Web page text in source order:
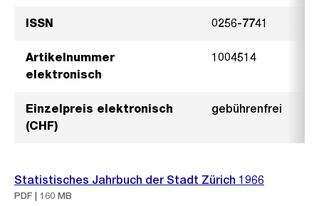
ISSN 0256-7741
Artikelnummer
elektronisch
1004514
Einzelpreis elektronisch
(CHF)
gebührenfrei
Statistisches Jahrbuch der Stadt Zürich 1966
PDF | 160 MB